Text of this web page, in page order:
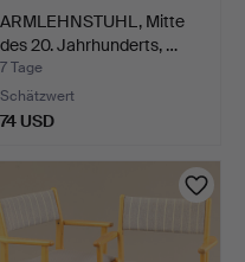
ARMLEHNSTUHL, Mitte
des 20. Jahrhunderts, …
7 Tage
Schätzwert
74 USD